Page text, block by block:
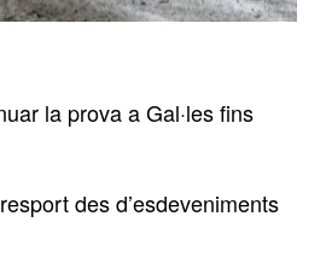
la prova a Gal·les fins
des d’esdeveniments